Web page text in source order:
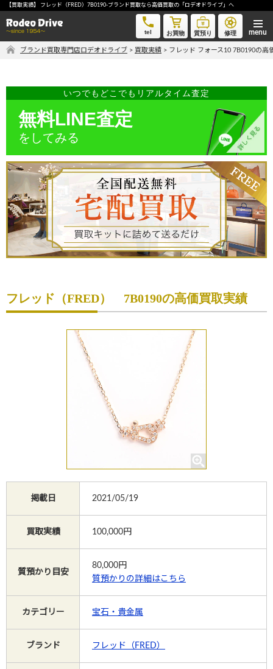
【買取実績】 フレッド（FRED）7B0190-ブランド買取なら高価買取の「ロデオドライブ」へ
tel お買物 質預り 修理
フレッド フォース10 7B0190-ブランド買取なら高価買取の「ロデオドライブ」へ
無料LINE査定
ご自宅にいながら品物を売りたい方へ
宅配買取申込
手間なく安全に売りたい方へ
出張買取申込
買取サービスのご案内
お買物
修理
Instagram
ブランド買取専門店ロデオドライブ > 買取実績 > フレッド フォース10 7B0190の高
いつでもどこでもリアルタイム査定
無料LINE査定
をしてみる
フレッド（FRED） 7B0190の高価買取実績
掲載日 2021/05/19
買取実績 100,000円
質預かり目安
80,000円
質預かりの詳細はこちら
カテゴリー 宝石・貴金属
ブランド フレッド（FRED）